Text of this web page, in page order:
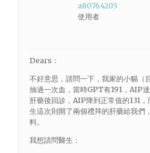
a80764205
使用者
Dears：
不好意思，請問一下，我家的小貓（
抽過一次血，當時GPT有191，AIP
肝藥後回診，AIP降到正常值的131
生這次則開了兩個禮拜的肝藥給我們
料。
我想請問醫生：